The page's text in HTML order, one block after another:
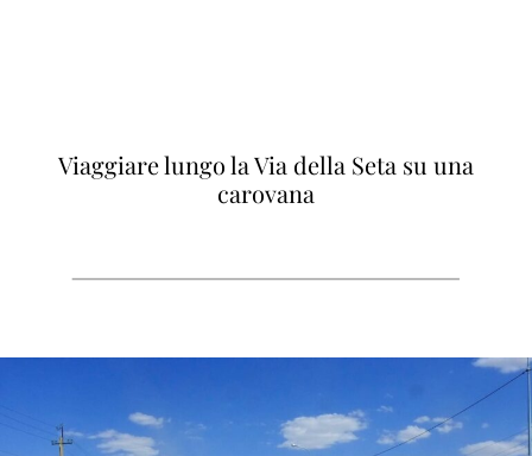
Viaggiare lungo la Via della Seta su una
carovana